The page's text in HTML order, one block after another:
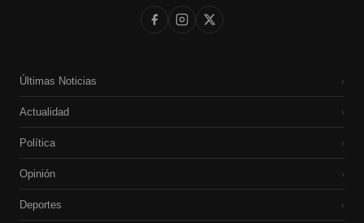
Últimas Noticias ›
Actualidad ›
Política ›
Opinión ›
Deportes ›